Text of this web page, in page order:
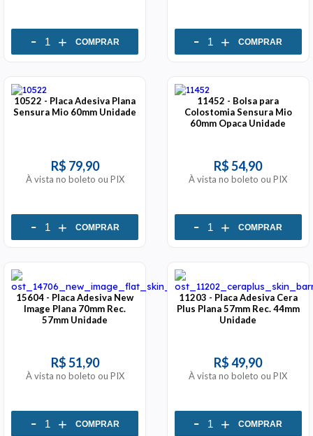
- + COMPRAR - + COMPRAR
10522 - Placa Adesiva Plana
Sensura Mio 60mm Unidade
R$ 79,90
À vista no boleto ou PIX
- + COMPRAR
11452 - Bolsa para
Colostomia Sensura Mio
60mm Opaca Unidade
R$ 54,90
À vista no boleto ou PIX
- + COMPRAR
15604 - Placa Adesiva New
Image Plana 70mm Rec.
57mm Unidade
R$ 51,90
À vista no boleto ou PIX
- + COMPRAR
11203 - Placa Adesiva Cera
Plus Plana 57mm Rec. 44mm
Unidade
R$ 49,90
À vista no boleto ou PIX
- + COMPRAR